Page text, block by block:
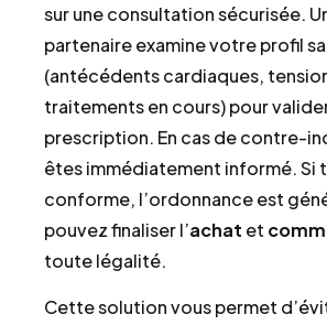
sur une consultation sécurisée.
partenaire examine votre profil
(antécédents cardiaques,
traitements en cours) pour
prescription. En cas de contre-
êtes immédiatement informé. Si
conforme, l’ordonnance est
pouvez finaliser l’achat et
toute légalité.
Cette solution vous permet